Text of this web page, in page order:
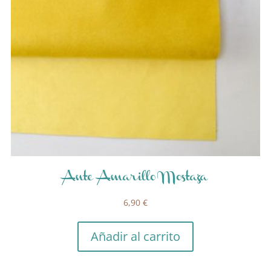
Ante Amarillo Mostaza
6,90 €
Añadir al carrito